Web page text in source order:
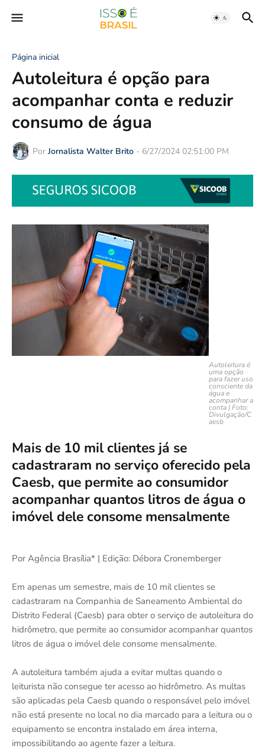
Página inicial
Autoleitura é opção para
acompanhar conta e reduzir
consumo de água
Por Jornalista Walter Brito - 6/27/2024 02:51:00 PM
Autoleitura é
uma opção
para fazer uso
consciente da
água e
acompanhar a
conta | Foto:
Divulgação/C
aesb
Mais de 10 mil clientes já se
cadastraram no serviço oferecido pela
Caesb, que permite ao consumidor
acompanhar quantos litros de água o
imóvel dele consome mensalmente
Por Agência Brasília* | Edição: Débora Cronemberger
Em apenas um semestre, mais de 10 mil clientes se
cadastraram na Companhia de Saneamento Ambiental do
Distrito Federal (Caesb) para obter o serviço de autoleitura do
hidrômetro, que permite ao consumidor acompanhar quantos
litros de água o imóvel dele consome mensalmente.
A autoleitura também ajuda a evitar multas quando o
leiturista não consegue ter acesso ao hidrômetro. As multas
são aplicadas pela Caesb quando o responsável pelo imóvel
não está presente no local no dia marcado para a leitura ou o
equipamento se encontra instalado em área interna,
impossibilitando ao agente fazer a leitura.